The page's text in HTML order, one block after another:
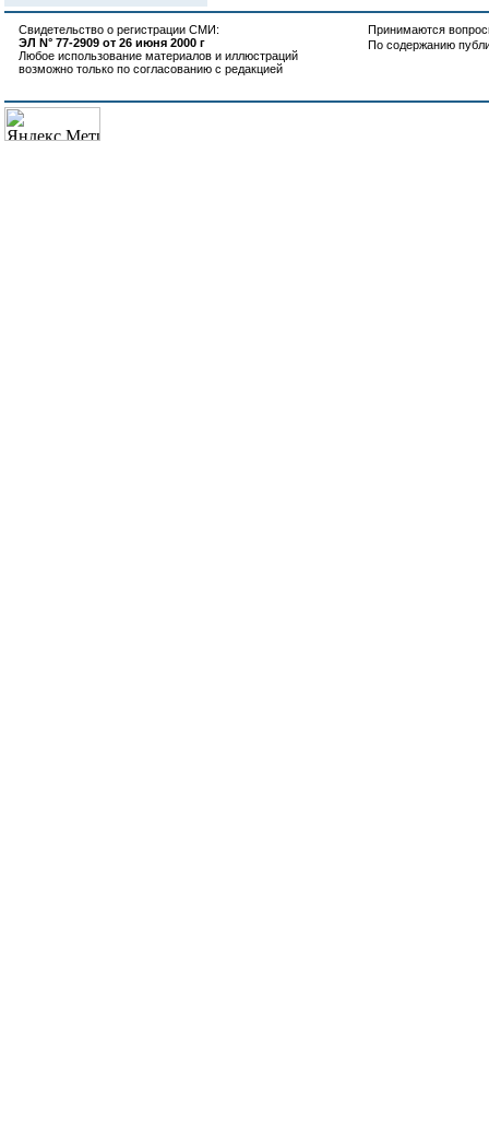
Свидетельство о регистрации СМИ:
ЭЛ N° 77-2909 от 26 июня 2000 г
Любое использование материалов и иллюстраций
возможно только по согласованию с редакцией
Принимаются
По содержанию